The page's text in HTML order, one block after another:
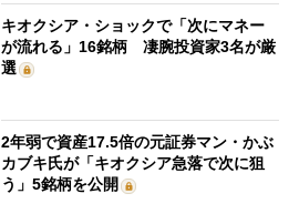
キオクシア・ショックで「次にマネー
が流れる」16銘柄 凄腕投資家3名が厳
選
2年弱で資産17.5倍の元証券マン・かぶ
カブキ氏が「キオクシア急落で次に狙
う」5銘柄を公開